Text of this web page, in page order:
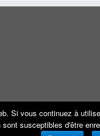
Si vous continuez à
susceptibles d'être